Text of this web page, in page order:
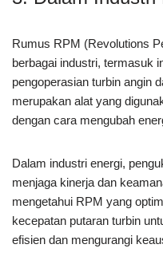
Rumus RPM (Revolutions
berbagai industri, termasuk
pengoperasian turbin angin
merupakan alat yang
dengan cara mengubah
Dalam industri energi,
menjaga kinerja dan
mengetahui RPM yang
kecepatan putaran turbin
efisien dan mengurangi